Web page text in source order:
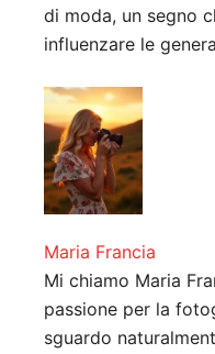
di moda, un segno
influenzare le
Maria Francia
Mi chiamo Maria
passione per la
sguardo